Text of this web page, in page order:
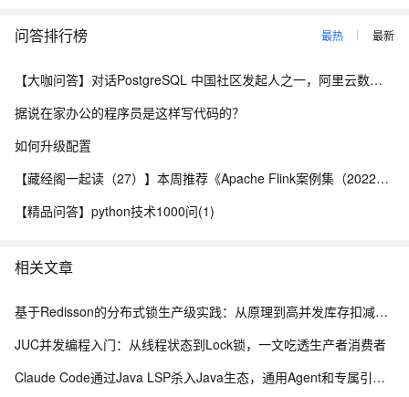
问答排行榜 最热 最新
【大咖问答】对话PostgreSQL 中国社区发起人之一，阿里云数据库高级专家 德哥
据说在家办公的程序员是这样写代码的？
如何升级配置
【藏经阁一起读（27）】本周推荐《Apache Flink案例集（2022版）》，你有哪些心得？
【精品问答】python技术1000问(1)
相关文章
基于Redisson的分布式锁生产级实践：从原理到高并发库存扣减实战
JUC并发编程入门：从线程状态到Lock锁，一文吃透生产者消费者
Claude Code通过Java LSP杀入Java生态，通用Agent和专属引擎差在哪